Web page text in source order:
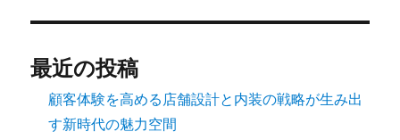
ジ
送
り
最近の投稿
顧客体験を高める店舗設計と内装の戦略が生み出
す新時代の魅力空間